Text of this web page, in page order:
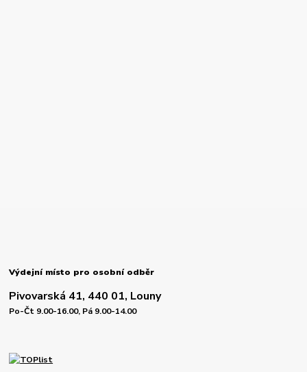
Výdejní místo pro osobní odběr
Pivovarská 41, 440 01, Louny
Po-Čt 9.00-16.00, Pá 9.00-14.00